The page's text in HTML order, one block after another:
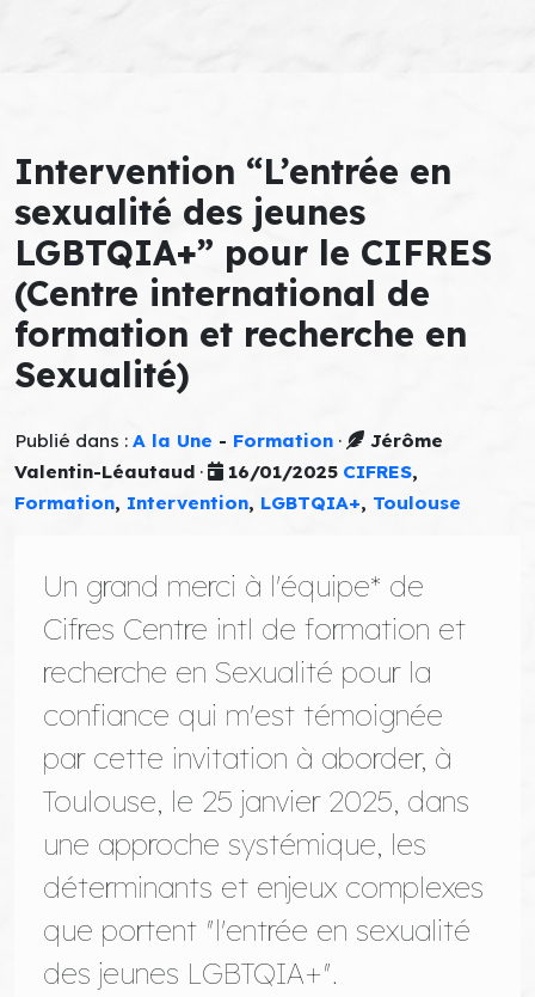
Intervention “L’entrée en
sexualité des jeunes
LGBTQIA+” pour le CIFRES
(Centre international de
formation et recherche en
Sexualité)
Publié dans : A la Une - Formation ·
Jérôme
Valentin-Léautaud · 16/01/2025 CIFRES,
Formation, Intervention, LGBTQIA+, Toulouse
Un grand merci à l'équipe* de
Cifres Centre intl de formation et
recherche en Sexualité pour la
confiance qui m'est témoignée
par cette invitation à aborder, à
Toulouse, le 25 janvier 2025, dans
une approche systémique, les
déterminants et enjeux complexes
que portent "l'entrée en sexualité
des jeunes LGBTQIA+".